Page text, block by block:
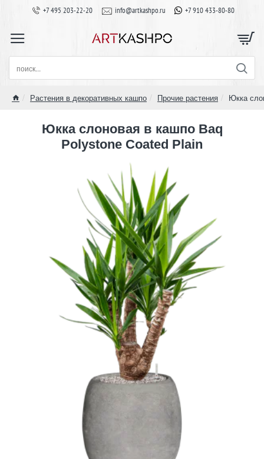
+7 495 203-22-20 info@artkashpo.ru +7 910 433-80-80
поиск...
Растения в декоративных кашпо Прочие растения Юкка
Юкка слоновая в кашпо Baq
Polystone Coated Plain